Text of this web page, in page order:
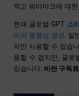
적고 워터마크에 대
현재 글로벌 GPT 소
이의 동영상 생성. 일
자만 사용할 수 있습
용할 수 없지만, 글로
있습니다. 비싼 구독료